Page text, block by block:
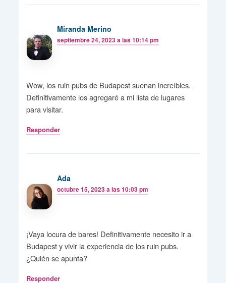
Miranda Merino
septiembre 24, 2023 a las 10:14 pm
Wow, los ruin pubs de Budapest suenan increíbles.
Definitivamente los agregaré a mi lista de lugares
para visitar.
Responder
Ada
octubre 15, 2023 a las 10:03 pm
¡Vaya locura de bares! Definitivamente necesito ir a
Budapest y vivir la experiencia de los ruin pubs.
¿Quién se apunta?
Responder